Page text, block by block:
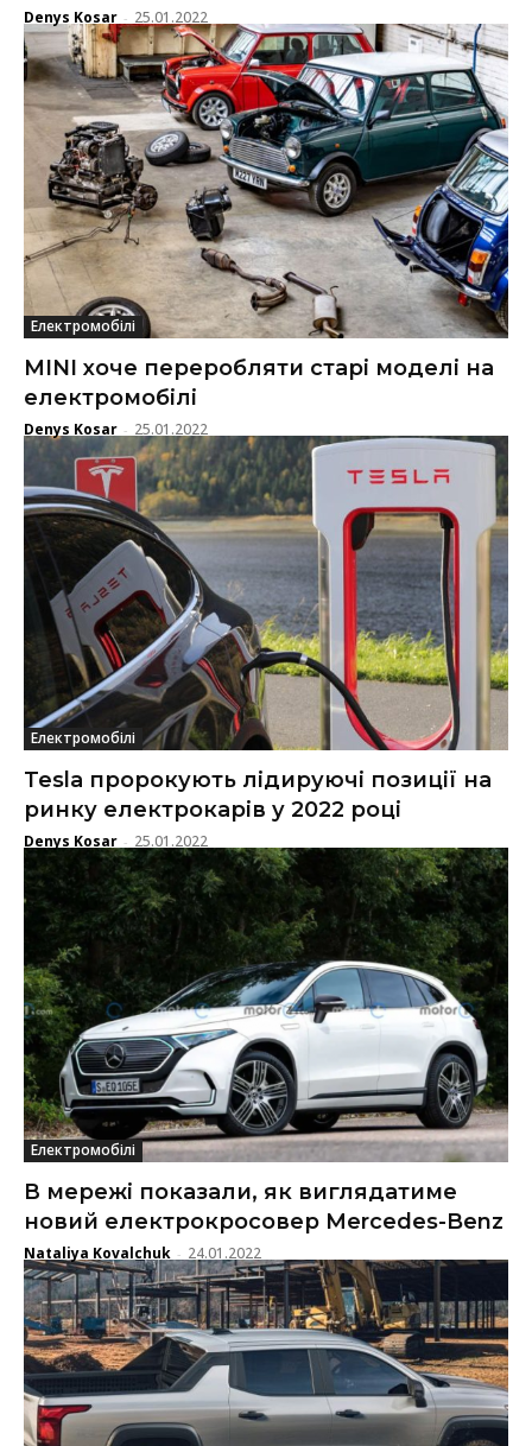
Denys Kosar - 25.01.2022
Електромобілі
MINI хоче переробляти старі моделі на
електромобілі
Denys Kosar - 25.01.2022
Електромобілі
Tesla пророкують лідируючі позиції на
ринку електрокарів у 2022 році
Denys Kosar - 25.01.2022
Електромобілі
В мережі показали, як виглядатиме
новий електрокросовер Mercedes-Benz
Nataliya Kovalchuk - 24.01.2022